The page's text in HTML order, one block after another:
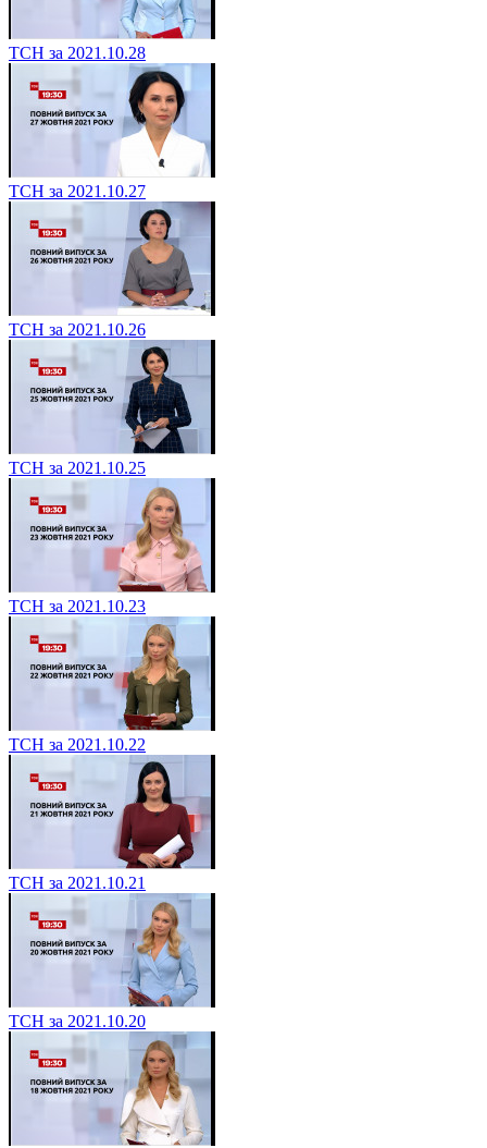
ТСН за 2021.10.28
ТСН за 2021.10.27
ТСН за 2021.10.26
ТСН за 2021.10.25
ТСН за 2021.10.23
ТСН за 2021.10.22
ТСН за 2021.10.21
ТСН за 2021.10.20